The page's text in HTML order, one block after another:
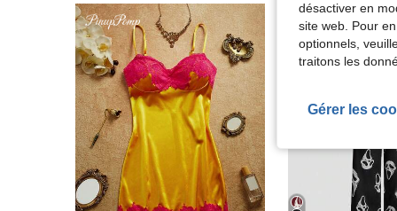
désactiver en
site web. Pour
optionnels,
traitons les
Gérer les